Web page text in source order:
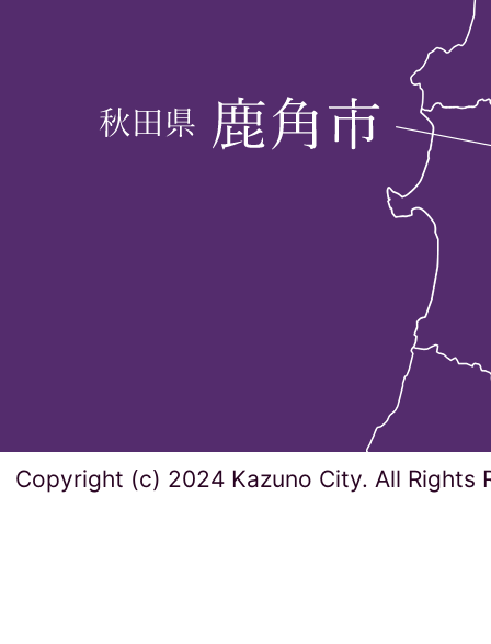
Copyright (c) 2024 Kazuno City. All Rights